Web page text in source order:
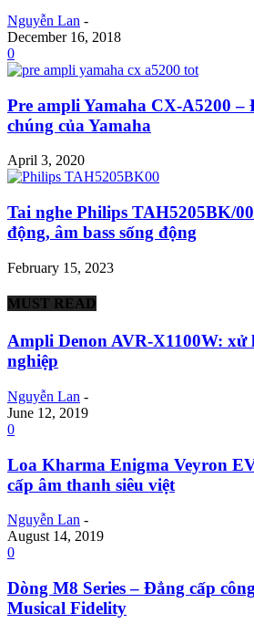
Nguyễn Lan -
December 16, 2018
0
Pre ampli Yamaha CX-A5200 –
chúng của Yamaha
April 3, 2020
Tai nghe Philips TAH5205BK/
động, âm bass sống động
February 15, 2023
MUST READ
Ampli Denon AVR-X1100W: xử
nghiệp
Nguyễn Lan -
June 12, 2019
0
Loa Kharma Enigma Veyron
cấp âm thanh siêu việt
Nguyễn Lan -
August 14, 2019
0
Dòng M8 Series – Đẳng cấp
Musical Fidelity